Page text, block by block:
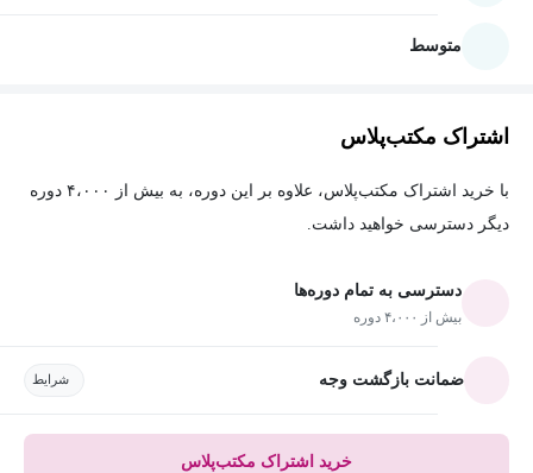
متوسط
اشتراک مکتب‌پلاس
با خرید اشتراک مکتب‌پلاس، علاوه بر این دوره، به بیش از ۴،۰۰۰ دوره
دیگر دسترسی خواهید داشت.
دسترسی به تمام دوره‌ها
بیش از ۴،۰۰۰ دوره
ضمانت بازگشت وجه شرایط
خرید اشتراک مکتب‌پلاس